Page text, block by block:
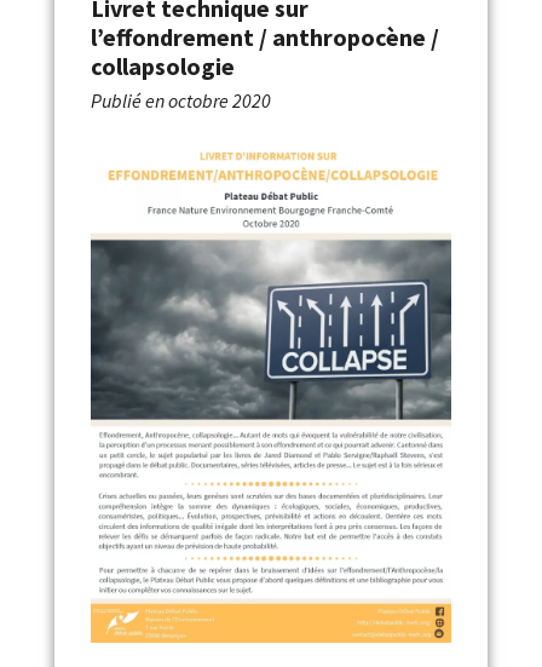
Livret technique sur
l’effondrement / anthropocène /
collapsologie
Publié enoctobre 2020